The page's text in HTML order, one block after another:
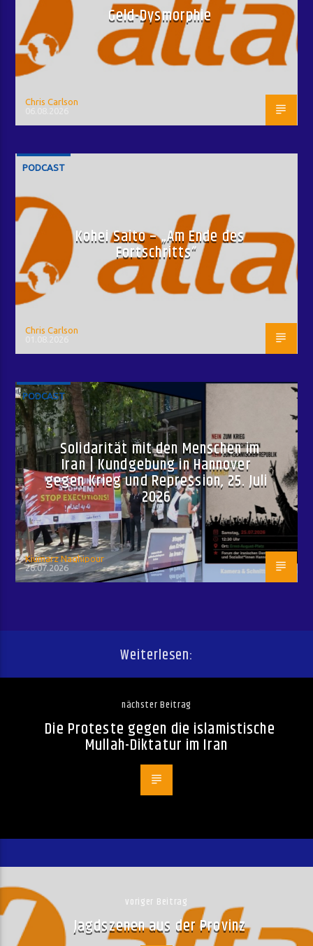
Geld-Dysmorphie
Chris Carlson
PODCAST
Kohei Saito – „Am Ende des
Fortschritts“
Chris Carlson
PODCAST
Solidarität mit den Menschen im
Iran | Kundgebung in Hannover
gegen Krieg und Repression, 25. Juli
2026
Kiumarz Naghipour
26.07.2026
Weiterlesen:
nächster Beitrag
Die Proteste gegen die islamistische
Mullah-Diktatur im Iran
voriger Beitrag
Jagdszenen aus der Provinz